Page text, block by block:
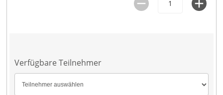
Verfügbare Teilnehmer